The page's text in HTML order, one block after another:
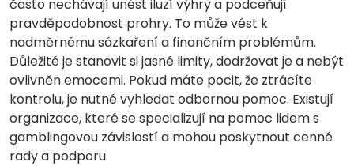
často nechávají unést iluzí výhry a podceňují
pravděpodobnost prohry. To může vést k
nadměrnému sázkaření a finančním problémům.
Důležité je stanovit si jasné limity, dodržovat je a nebýt
ovlivněn emocemi. Pokud máte pocit, že ztrácíte
kontrolu, je nutné vyhledat odbornou pomoc. Existují
organizace, které se specializují na pomoc lidem s
gamblingovou závislostí a mohou poskytnout cenné
rady a podporu.